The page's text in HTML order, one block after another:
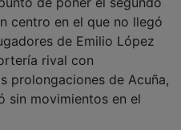
centro en el que no llegó
de Emilio López
rival con
prolongaciones de Acuña,
sin movimientos en el